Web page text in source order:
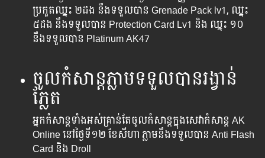
ប្រកួតឈ្នះ ២ដង នឹងទទួលបាន Grenade Pack lv1, ឈ្នះ
៥ដង នឹងទទួលបាន Protection Card Lv1 និង ឈ្នះ ១០
នឹងទទួលបាន Platinum AK47
ចូល​កំសាន្ត​ភ្លាម​ទទួល​បាន​រង្វាន់​
ភ្លែត
អ្នក​កំសាន្ត​ទាំងអស់​គ្រាន់​តែ​ចូល​កំសាន្ត​ក្នុង​សេវា​កំសាន្ត​ AK
Online នៅ​ថ្ងៃទី​១២ ខែសីហា ភ្លាម​​​នឹង​ទទួល​បាន​ Anti Flash
Card និង Droll